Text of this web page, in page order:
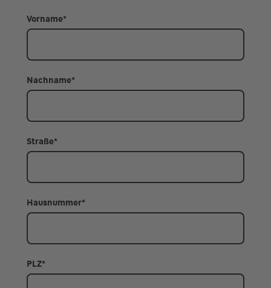
Vorname*
Nachname*
Straße*
Hausnummer*
PLZ*